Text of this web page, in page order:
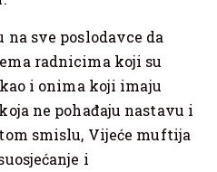
sve poslodavce da
radnicima koji su
i onima koji imaju
ne pohađaju nastavu i
smislu, Vijeće muftija
i